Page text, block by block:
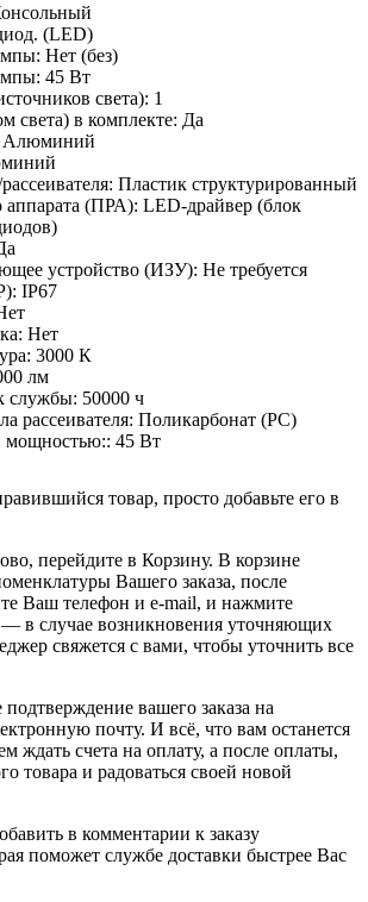
(LED)
Нет (без)
45 Вт
света): 1
света) в комплекте: Да
Алюминий
Пластик структурированный
(ПРА): LED-драйвер (блок
устройство (ИЗУ): Не требуется
IP67
Нет
3000 К
лм
службы: 50000 ч
рассеивателя: Поликарбонат (PC)
мощностью:: 45 Вт
товар, просто добавьте его в
перейдите в Корзину. В корзине
Вашего заказа, после
Ваш телефон и e-mail, и нажмите
— в случае возникновения уточняющих
свяжется с вами, чтобы уточнить все
вашего заказа на
почту. И всё, что вам останется
ждать счета на оплату, а после оплаты,
товара и радоваться своей новой
в комментарии к заказу
поможет службе доставки быстрее Вас